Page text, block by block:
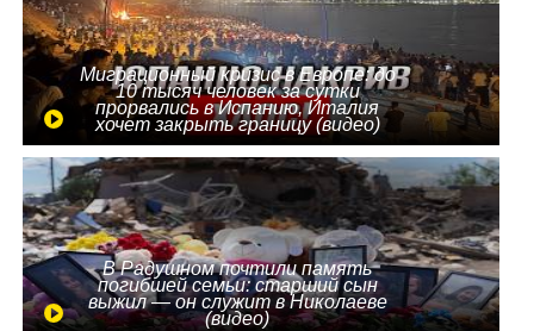
Миграционный кризис в Европе: до
10 тысяч человек за сутки
прорвались в Испанию, Италия
хочет закрыть границу (видео)
В Радушном почтили память
погибшей семьи: старший сын
выжил — он служит в Николаеве
(видео)